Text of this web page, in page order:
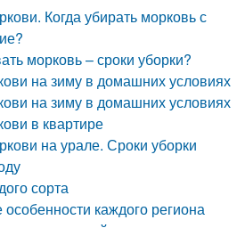
Когда убирать морковь с
морковь – сроки уборки?
на зиму в домашних условиях
на зиму в домашних условиях
в квартире
на урале. Сроки уборки
сорта
особенности каждого региона